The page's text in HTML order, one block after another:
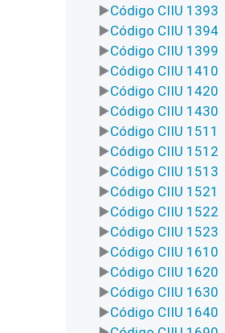
Código CIIU 1393
Código CIIU 1394
Código CIIU 1399
Código CIIU 1410
Código CIIU 1420
Código CIIU 1430
Código CIIU 1511
Código CIIU 1512
Código CIIU 1513
Código CIIU 1521
Código CIIU 1522
Código CIIU 1523
Código CIIU 1610
Código CIIU 1620
Código CIIU 1630
Código CIIU 1640